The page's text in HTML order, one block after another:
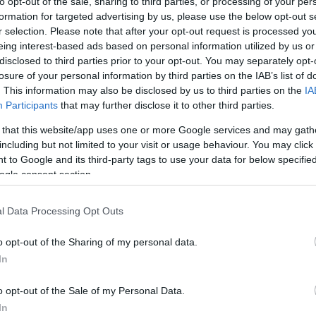
for targeted advertising by us, please use the below opt-out
selection. Please note that after your opt-out request is processed
interest-based ads based on personal information utilized by us
to third parties prior to your opt-out. You may separately
of your personal information by third parties on the IAB’s list of
This information may also be disclosed by us to third parties on the
Participants that may further disclose it to other third parties.
that this website/app uses one or more Google services and may
but not limited to your visit or usage behaviour. You may
to Google and its third-party tags to use your data for below
consent section.
Data Processing Opt Outs
opt-out of the Sharing of my personal data.
opt-out of the Sale of my Personal Data.
νέας ταινίας του Ρίντλεϊ Σκοτ
Dog Stars» θα συμμετάσχουν επίσης οι Τζέικομπ
Μπρόλιν και Γκάι Πιρς
κανένα νόημα, είπε ο Τζος
για το γεγονός ότι ο Ντενί
δεν απέσπασε υποψηφιότητα
σκηνοθεσίας
έπαιξε και στα δύο «Dune», είχε δηλώσει πριν
από την υποκριτική
1